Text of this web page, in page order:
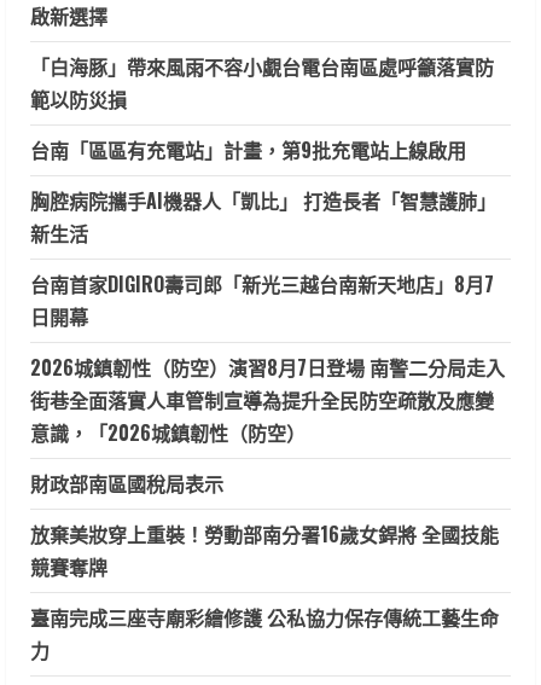
啟新選擇
「白海豚」帶來風雨不容小覷台電台南區處呼籲落實防
範以防災損
台南「區區有充電站」計畫，第9批充電站上線啟用
胸腔病院攜手AI機器人「凱比」 打造長者「智慧護肺」
新生活
台南首家DIGIRO壽司郎「新光三越台南新天地店」8月7
日開幕
2026城鎮韌性（防空）演習8月7日登場 南警二分局走入
街巷全面落實人車管制宣導為提升全民防空疏散及應變
意識，「2026城鎮韌性（防空）
財政部南區國稅局表示
放棄美妝穿上重裝！勞動部南分署16歲女銲將 全國技能
競賽奪牌
臺南完成三座寺廟彩繪修護 公私協力保存傳統工藝生命
力